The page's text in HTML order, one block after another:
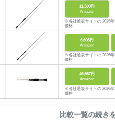
11,500円
Amazon
※各社通販サイトの 2026
価格
6,693円
Amazon
※各社通販サイトの 2026
価格
46,667円
Amazon
※各社通販サイトの 2026
価格
比較一覧の続き